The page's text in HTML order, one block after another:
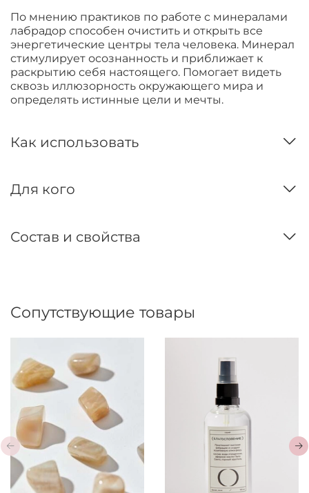
По мнению практиков по работе с минералами
лабрадор способен очистить и открыть все
энергетические центры тела человека. Минерал
стимулирует осознанность и приближает к
раскрытию себя настоящего. Помогает видеть
сквозь иллюзорность окружающего мира и
определять истинные цели и мечты.
Как использовать
Для кого
Состав и свойства
Сопутствующие товары